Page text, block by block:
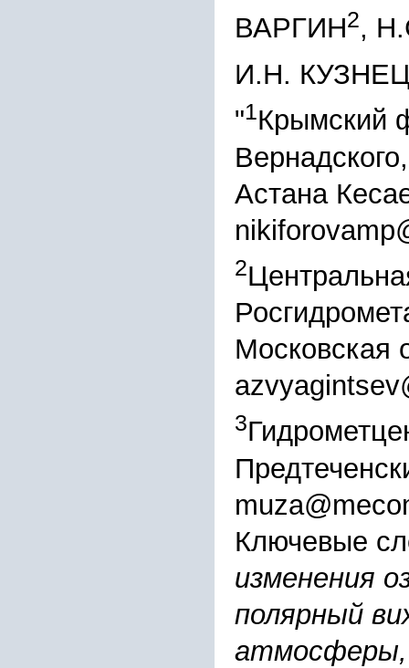
ВАРГИН2,
И.Н.
"1Крымский
Астана
2
Московская
3
Ключевые
изменения
полярный
атмосферы,